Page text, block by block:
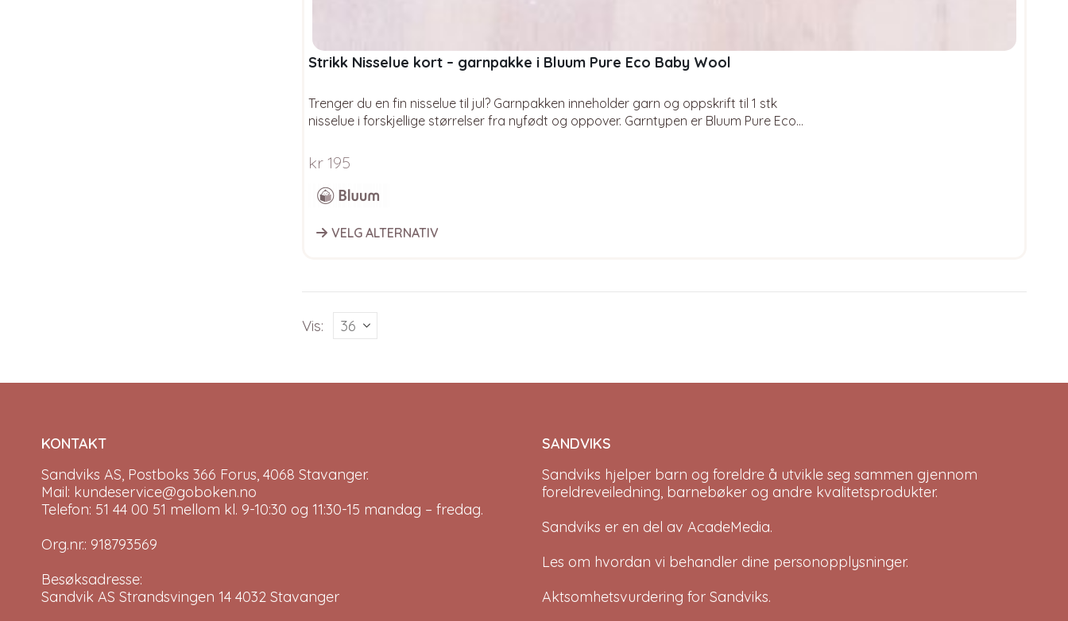
Strikk Nisselue kort – garnpakke i Bluum Pure Eco Baby Wool
Trenger du en fin nisselue til jul? Garnpakken inneholder garn og oppskrift til 1 stk
nisselue i forskjellige størrelser fra nyfødt og oppover. Garntypen er Bluum Pure Eco
kr195
VELG ALTERNATIV
This
variants.
The
options
chosen
Vis:
KONTAKT
Sandviks AS, Postboks 366 Forus, 4068 Stavanger.
Mail: kundeservice@goboken.no
Telefon: 51 44 00 51 mellom kl. 9-10:30 og 11:30-15 mandag – fredag.
Org.nr.: 918793569
Besøksadresse:
Sandvik AS Strandsvingen 14 4032 Stavanger
SANDVIKS
Sandviks hjelper barn og foreldre å utvikle seg sammen gjennom
foreldreveiledning, barnebøker og andre kvalitetsprodukter.
Sandviks er en del av AcadeMedia.
Les om hvordan vi behandler dine personopplysninger.
Aktsomhetsvurdering for Sandviks.